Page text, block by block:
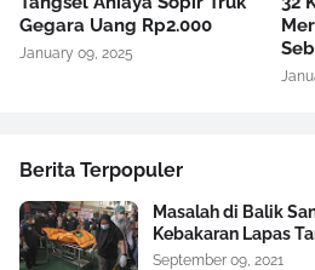
Gegara Uang Rp2.000
January 09, 2025
Berita Terpopuler
Masalah di Balik
Kebakaran Lapas
September 09, 2021